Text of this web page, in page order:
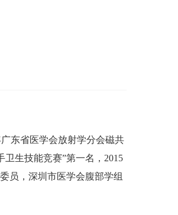
广东省医学会放射学分会磁共
生技能竞赛”第一名，2015
员，深圳市医学会腹部学组